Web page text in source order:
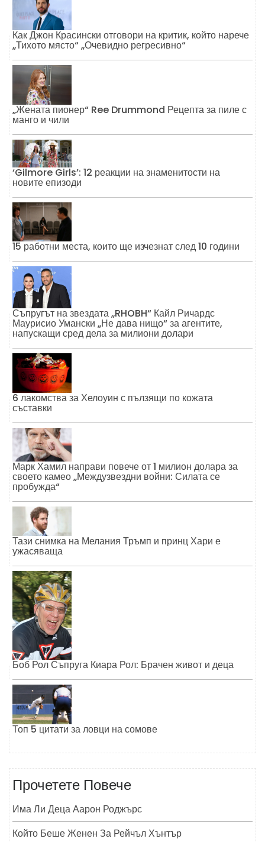
Как Джон Красински отговори на критик, който нарече
„Тихото място“ „Очевидно регресивно“
„Жената пионер“ Ree Drummond Рецепта за пиле с
манго и чили
‘Gilmore Girls’: 12 реакции на знаменитости на
новите епизоди
15 работни места, които ще изчезнат след 10 години
Съпругът на звездата „RHOBH“ Кайл Ричардс
Маурисио Умански „Не дава нищо“ за агентите,
напускащи сред дела за милиони долари
6 лакомства за Хелоуин с пълзящи по кожата
съставки
Марк Хамил направи повече от 1 милион долара за
своето камео „Междузвездни войни: Силата се
пробужда“
Тази снимка на Мелания Тръмп и принц Хари е
ужасяваща
Боб Рол Съпруга Киара Рол: Брачен живот и деца
Топ 5 цитати за ловци на сомове
Прочетете Повече
Има Ли Деца Аарон Роджърс
Който Беше Женен За Рейчъл Хънтър